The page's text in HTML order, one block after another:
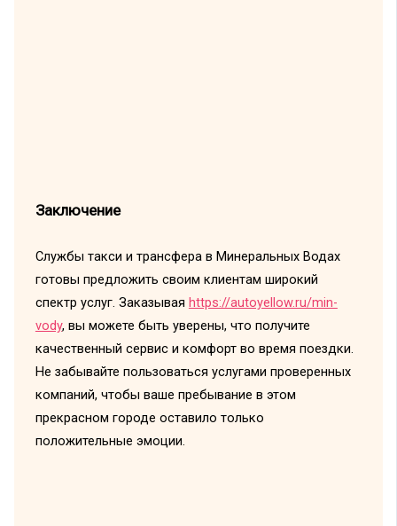
Заключение
Службы такси и трансфера в Минеральных Водах
готовы предложить своим клиентам широкий
спектр услуг. Заказывая https://autoyellow.ru/min-
vody, вы можете быть уверены, что получите
качественный сервис и комфорт во время поездки.
Не забывайте пользоваться услугами проверенных
компаний, чтобы ваше пребывание в этом
прекрасном городе оставило только
положительные эмоции.